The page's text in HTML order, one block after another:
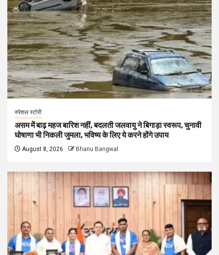
स्पेशल स्टोरी
असम में बाढ़ महज बारिश नहीं, बदलती जलवायु ने बिगाड़ा स्वरूप, चुनावी
घोषाणा भी निकली जुमला, भविष्य के लिए ये करने होंगे उपाय
August 8, 2026 Bhanu Bangwal